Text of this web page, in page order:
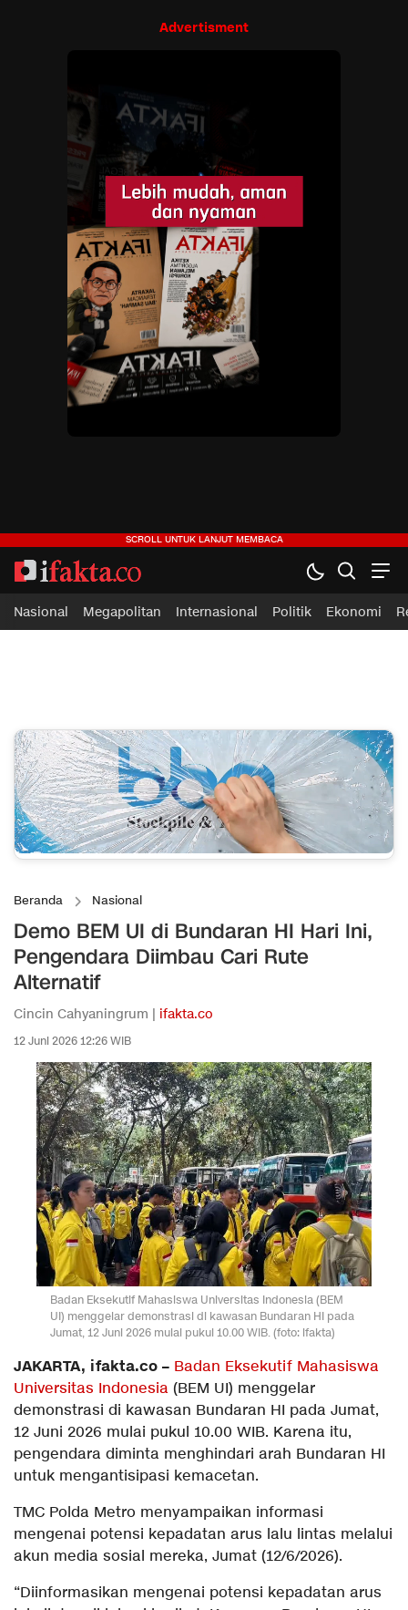
Advertisment
Nasional Megapolitan Internasional Politik Ekonomi
Beranda Nasional
Demo BEM UI di Bundaran HI Hari Ini,
Pengendara Diimbau Cari Rute
Alternatif
Cincin Cahyaningrum | ifakta.co
12 Juni 2026 12:26 WIB
Badan Eksekutif Mahasiswa Universitas Indonesia (BEM
UI) menggelar demonstrasi di kawasan Bundaran HI pada
Jumat, 12 Juni 2026 mulai pukul 10.00 WIB. (foto: ifakta)
JAKARTA, ifakta.co – Badan Eksekutif Mahasiswa
Universitas Indonesia (BEM UI) menggelar
demonstrasi di kawasan Bundaran HI pada Jumat,
12 Juni 2026 mulai pukul 10.00 WIB. Karena itu,
pengendara diminta menghindari arah Bundaran HI
untuk mengantisipasi kemacetan.
TMC Polda Metro menyampaikan informasi
mengenai potensi kepadatan arus lalu lintas melalui
akun media sosial mereka, Jumat (12/6/2026).
“Diinformasikan mengenai potensi kepadatan arus